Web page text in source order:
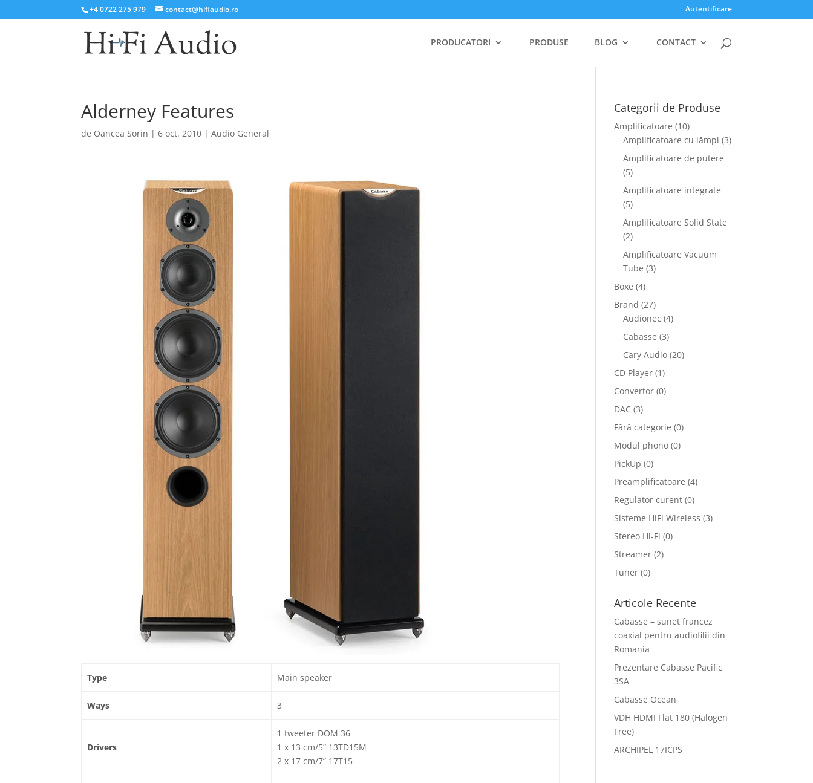
+4 0722 275 979 contact@hifiaudio.ro Autentificare
PRODUCATORI PRODUSE BLOG CONTACT
Alderney Features
de Oancea Sorin |6 oct. 2010 |Audio General
Type Main speaker
Ways 3
Drivers
1 tweeter DOM 36
1 x 13 cm/5” 13TD15M
2 x 17 cm/7” 17T15
Categorii de Produse
Amplificatoare (10)
Amplificatoare cu lămpi (3)
Amplificatoare de putere
(5)
Amplificatoare integrate
(5)
Amplificatoare Solid State
(2)
Amplificatoare Vacuum
Tube (3)
Boxe (4)
Brand (27)
Audionec (4)
Cabasse (3)
Cary Audio (20)
CD Player (1)
Convertor (0)
DAC (3)
Fără categorie (0)
Modul phono (0)
PickUp (0)
Preamplificatoare (4)
Regulator curent (0)
Sisteme HiFi Wireless (3)
Stereo Hi-Fi (0)
Streamer (2)
Tuner (0)
Articole Recente
Cabasse – sunet francez
coaxial pentru audiofilii din
Romania
Prezentare Cabasse Pacific
3SA
Cabasse Ocean
VDH HDMI Flat 180 (Halogen
Free)
ARCHIPEL 17ICPS